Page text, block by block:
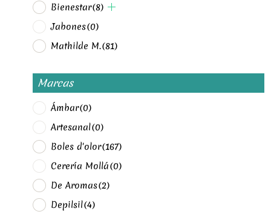
Bienestar(8)
Jabones(0)
Mathilde M.(81)
Marcas
Ámbar(0)
Artesanal(0)
Boles d'olor(167)
Cerería Mollá(0)
De Aromas(2)
Depilsil(4)